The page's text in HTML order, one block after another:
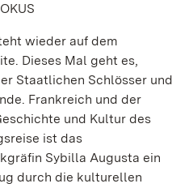
wieder auf dem
Dieses Mal geht es,
Staatlichen Schlösser und
Frankreich und der
und Kultur des
ist das
Sybilla Augusta ein
durch die kulturellen